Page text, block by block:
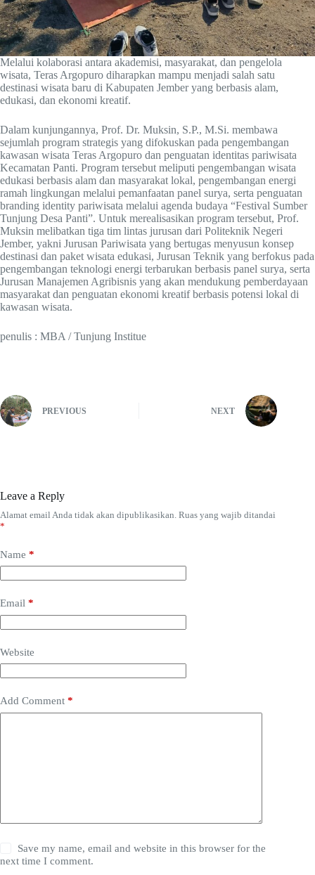
Melalui kolaborasi antara akademisi, masyarakat, dan pengelola
wisata, Teras Argopuro diharapkan mampu menjadi salah satu
destinasi wisata baru di Kabupaten Jember yang berbasis alam,
edukasi, dan ekonomi kreatif.
Dalam kunjungannya, Prof. Dr. Muksin, S.P., M.Si. membawa
sejumlah program strategis yang difokuskan pada pengembangan
kawasan wisata Teras Argopuro dan penguatan identitas pariwisata
Kecamatan Panti. Program tersebut meliputi pengembangan wisata
edukasi berbasis alam dan masyarakat lokal, pengembangan energi
ramah lingkungan melalui pemanfaatan panel surya, serta penguatan
branding identity pariwisata melalui agenda budaya “Festival Sumber
Tunjung Desa Panti”. Untuk merealisasikan program tersebut, Prof.
Muksin melibatkan tiga tim lintas jurusan dari Politeknik Negeri
Jember, yakni Jurusan Pariwisata yang bertugas menyusun konsep
destinasi dan paket wisata edukasi, Jurusan Teknik yang berfokus pada
pengembangan teknologi energi terbarukan berbasis panel surya, serta
Jurusan Manajemen Agribisnis yang akan mendukung pemberdayaan
masyarakat dan penguatan ekonomi kreatif berbasis potensi lokal di
kawasan wisata.
penulis : MBA / Tunjung Institue
PREVIOUS NEXT
Leave a Reply
Alamat email Anda tidak akan dipublikasikan. Ruas yang wajib ditandai
*
Name *
Email *
Website
Add Comment *
Save my name, email and website in this browser for the
next time I comment.